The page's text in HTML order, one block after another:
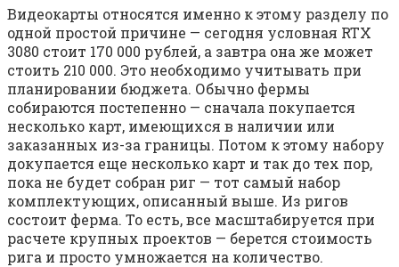
Видеокарты относятся именно к этому разделу по
одной простой причине — сегодня условная RTX
3080 стоит 170 000 рублей, а завтра она же может
стоить 210 000. Это необходимо учитывать при
планировании бюджета. Обычно фермы
собираются постепенно — сначала покупается
несколько карт, имеющихся в наличии или
заказанных из-за границы. Потом к этому набору
докупается еще несколько карт и так до тех пор,
пока не будет собран риг — тот самый набор
комплектующих, описанный выше. Из ригов
состоит ферма. То есть, все масштабируется при
расчете крупных проектов — берется стоимость
рига и просто умножается на количество.